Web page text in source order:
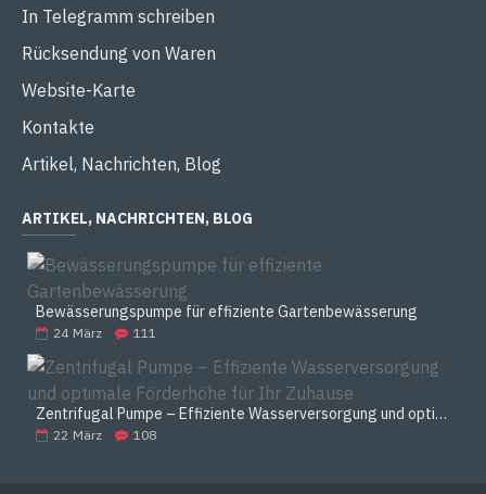
In Telegramm schreiben
Rücksendung von Waren
Website-Karte
Kontakte
Artikel, Nachrichten, Blog
ARTIKEL, NACHRICHTEN, BLOG
Bewässerungspumpe für effiziente Gartenbewässerung
24 März 111
Zentrifugal Pumpe – Effiziente Wasserversorgung und optimale Förderhöhe für Ihr Zuhause
22 März 108